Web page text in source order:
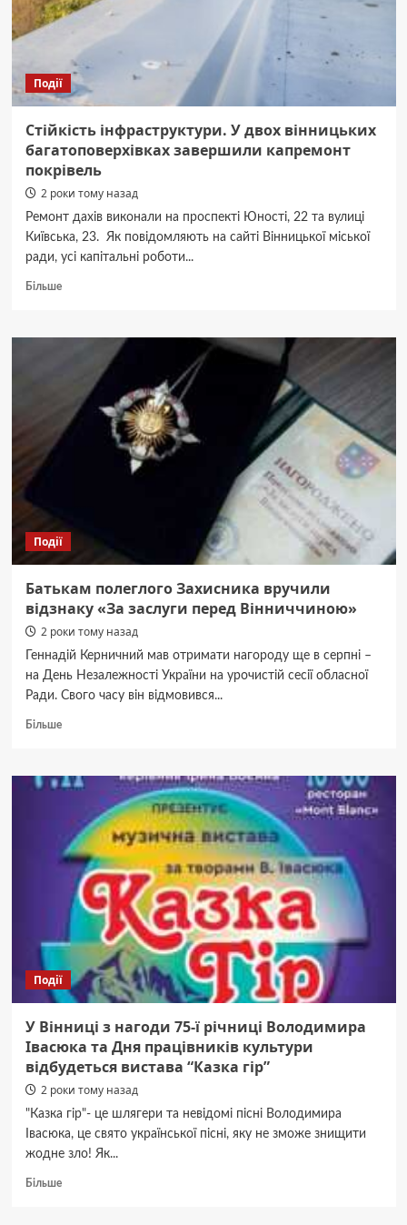
з
сцені
Події
Стійкість інфраструктури. У двох вінницьких
багатоповерхівках завершили капремонт
покрівель
2 роки тому назад
Ремонт дахів виконали на проспекті Юності, 22 та вулиці
Київська, 23. Як повідомляють на сайті Вінницької міської
ради, усі капітальні роботи...
БільшеДокладніше
інфраструктури.
вінницьких
багатоповерхівках
завершили
капремонт
Події
Батькам полеглого Захисника вручили
відзнаку «За заслуги перед Вінниччиною»
2 роки тому назад
Геннадій Керничний мав отримати нагороду ще в серпні –
на День Незалежності України на урочистій сесії обласної
Ради. Свого часу він відмовився...
БільшеДокладніше
полеглого
Захисника
вручили
відзнаку
«За
заслуги
перед
Вінниччиною»
Події
У Вінниці з нагоди 75-ї річниці Володимира
Івасюка та Дня працівників культури
відбудеться вистава “Казка гір”
2 роки тому назад
"Казка гір"- це шлягери та невідомі пісні Володимира
Івасюка, це свято української пісні, яку не зможе знищити
жодне зло! Як...
БільшеДокладніше